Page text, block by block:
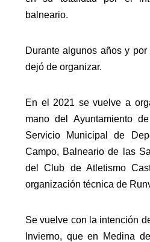
balneario.
Durante algunos años y
dejó de organizar.
En el 2021 se vuelve a
mano del Ayuntamiento
Servicio Municipal de
Campo, Balneario de las
delClub de Atletismo
organización técnica de
Se vuelve con la intención
Invierno, que en Medina